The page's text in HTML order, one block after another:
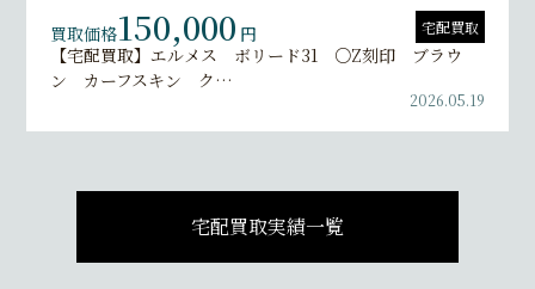
買取価格150,000 円 宅配買取
【宅配買取】エルメス ボリード31 ○Z刻印 ブラウ
ン カーフスキン ク…
2026.05.19
宅配買取実績一覧